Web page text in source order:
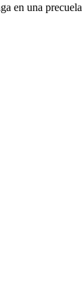
en una